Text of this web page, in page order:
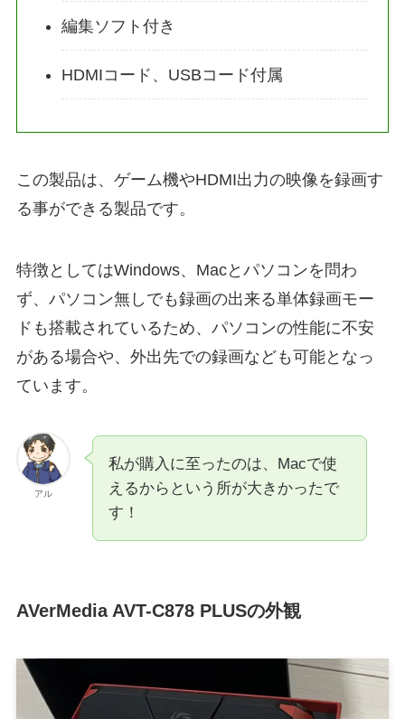
編集ソフト付き
HDMIコード、USBコード付属
この製品は、ゲーム機やHDMI出力の映像を録画す
る事ができる製品です。
特徴としてはWindows、Macとパソコンを問わ
ず、パソコン無しでも録画の出来る単体録画モー
ドも搭載されているため、パソコンの性能に不安
がある場合や、外出先での録画なども可能となっ
ています。
アル
私が購入に至ったのは、Macで使
えるからという所が大きかったで
す！
AVerMedia AVT-C878 PLUSの外観